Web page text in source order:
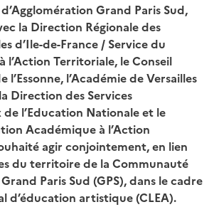
Grand Paris Sud,
la Direction Régionale des
d’Ile-de-France / Service du
l’Action Territoriale, le Conseil
l’Académie de Versailles
Direction des Services
l’Education Nationale et le
Académique à l’Action
agir conjointement, en lien
du territoire de la Communauté
Paris Sud (GPS), dans le cadre
d’éducation artistique (CLEA).